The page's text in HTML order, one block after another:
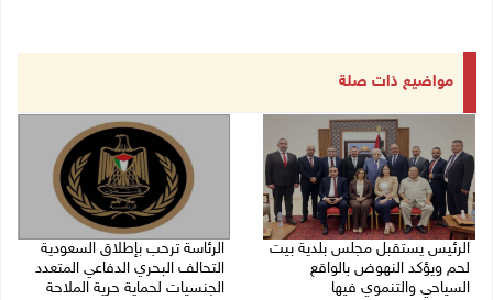
مواضيع ذات صلة
الرئيس يستقبل مجلس بلدية بيت
لحم ويؤكد النهوض بالواقع
السياحي والتنموي فيها
الرئاسة ترحب بإطلاق السعودية
التحالف البحري الدفاعي المتعدد
الجنسيات لحماية حرية الملاحة